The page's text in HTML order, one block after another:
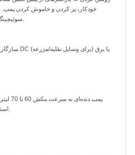
خودکار، پر کردن و خاموش کردن پمپ.
سوئیچینگ چند واحدی (لیتر، گالن، ارز).
پمپ
استاندارد را در 1 دقیقه پر می‌کند.